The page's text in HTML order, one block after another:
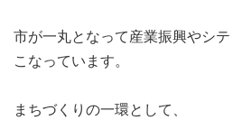
市が一丸となって産業振興やシ
こなっています。
まちづくりの一環として、